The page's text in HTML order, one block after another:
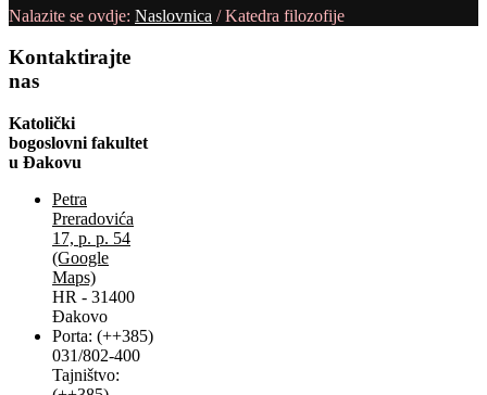
Nalazite se ovdje: Naslovnica /Katedra filozofije
Kontaktirajte
nas
Katolički
bogoslovni fakultet
u Đakovu
Petra
Preradovića
17, p. p. 54
(Google
Maps)
HR - 31400
Đakovo
Porta: (++385)
031/802-400
Tajništvo: